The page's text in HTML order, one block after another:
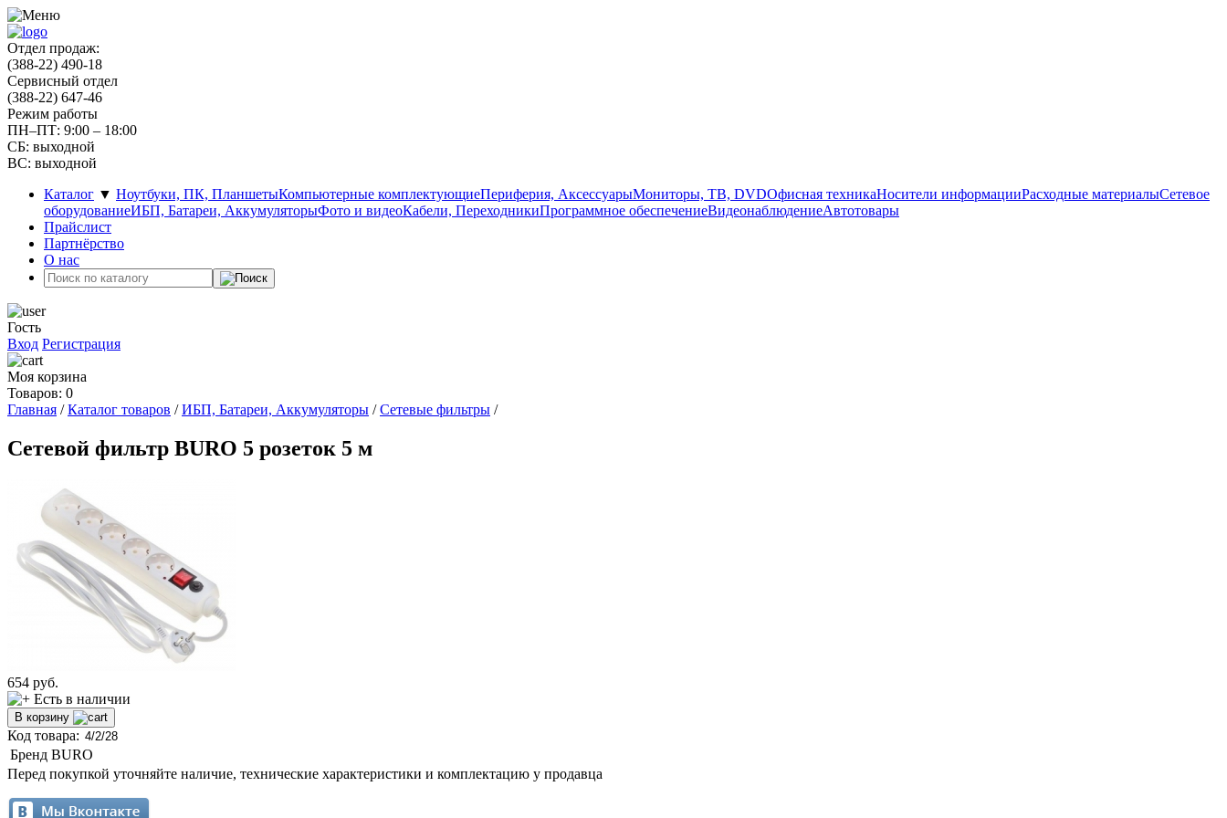
Отдел продаж:
(388-22) 490-18
Сервисный отдел
(388-22) 647-46
Режим работы
ПН–ПТ: 9:00 – 18:00
СБ: выходной
ВС: выходной
Каталог ▼ Ноутбуки, ПК, ПланшетыКомпьютерные комплектующиеПериферия, АксессуарыМониторы, ТВ, DVDОфисная техникаНосители информацииРасходные материалыСетевое
оборудованиеИБП, Батареи, АккумуляторыФото и видеоКабели, ПереходникиПрограммное обеспечениеВидеонаблюдениеАвтотовары
Прайслист
Партнёрство
О нас
Гость
Вход Регистрация
Моя корзина
Товаров: 0
Главная /Каталог товаров /ИБП, Батареи, Аккумуляторы /Сетевые фильтры /
Сетевой фильтр BURO 5 розеток 5 м
654 руб.
Есть в наличии
В корзину
Код товара:
Бренд BURO
Перед покупкой уточняйте наличие, технические характеристики и комплектацию у продавца